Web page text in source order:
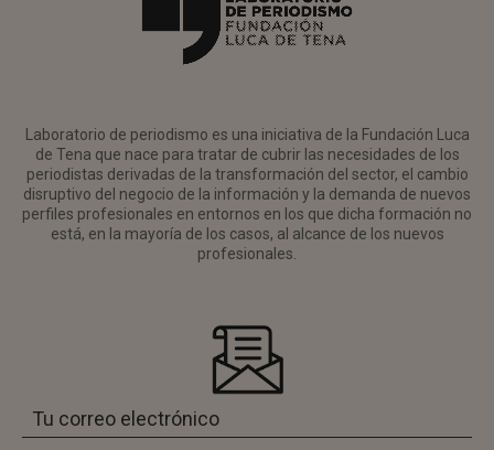
Laboratorio de periodismo es una iniciativa de la Fundación Luca
de Tena que nace para tratar de cubrir las necesidades de los
periodistas derivadas de la transformación del sector, el cambio
disruptivo del negocio de la información y la demanda de nuevos
perfiles profesionales en entornos en los que dicha formación no
está, en la mayoría de los casos, al alcance de los nuevos
profesionales.